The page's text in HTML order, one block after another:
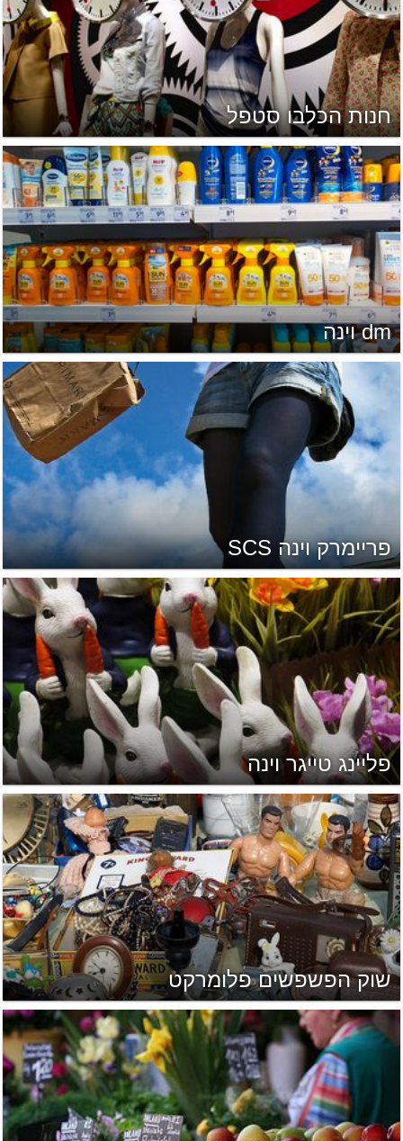
חנות הכלבו סטפל
dm וינה
פריימרק וינה SCS
פליינג טייגר וינה
שוק הפשפשים פלומרקט